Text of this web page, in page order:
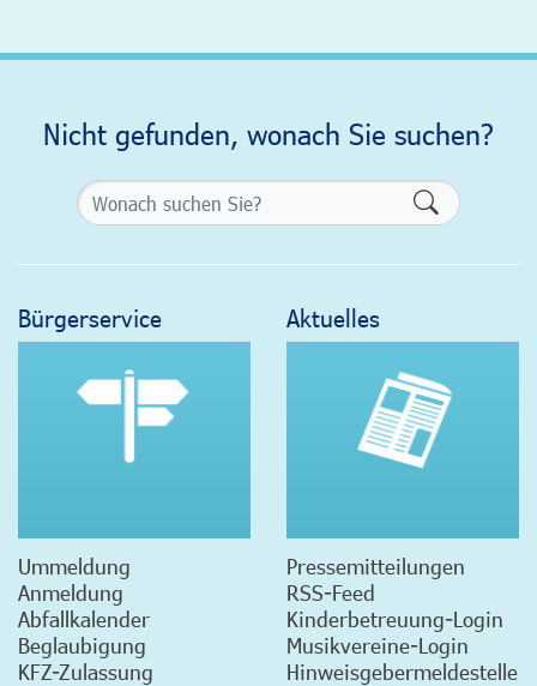
Nicht gefunden, wonach Sie suchen?
Bürgerservice
Ummeldung
Anmeldung
Abfallkalender
Beglaubigung
KFZ-Zulassung
Aktuelles
Pressemitteilungen
RSS-Feed
Kinderbetreuung-Login
Musikvereine-Login
Hinweisgebermeldestelle